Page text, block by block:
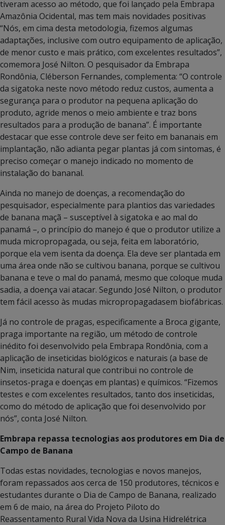
tiveram acesso ao método, que foi lançado pela Embrapa
Amazônia Ocidental, mas tem mais novidades positivas
“Nós, em cima desta metodologia, fizemos algumas
adaptações, inclusive com outro equipamento de aplicação,
de menor custo e mais prático, com excelentes resultados”,
comemora José Nilton. O pesquisador da Embrapa
Rondônia, Cléberson Fernandes, complementa: “O controle
da sigatoka neste novo método reduz custos, aumenta a
segurança para o produtor na pequena aplicação do
produto, agride menos o meio ambiente e traz bons
resultados para a produção de banana”. É importante
destacar que esse controle deve ser feito em bananais em
implantação, não adianta pegar plantas já com sintomas, é
preciso começar o manejo indicado no momento de
instalação do bananal.
Ainda no manejo de doenças, a recomendação do
pesquisador, especialmente para plantios das variedades
de banana maçã – susceptível à sigatoka e ao mal do
panamá –, o princípio do manejo é que o produtor utilize a
muda micropropagada, ou seja, feita em laboratório,
porque ela vem isenta da doença. Ela deve ser plantada em
uma área onde não se cultivou banana, porque se cultivou
banana e teve o mal do panamá, mesmo que coloque muda
sadia, a doença vai atacar. Segundo José Nilton, o produtor
tem fácil acesso às mudas micropropagadasem biofábricas.
Já no controle de pragas, especificamente a Broca gigante,
praga importante na região, um método de controle
inédito foi desenvolvido pela Embrapa Rondônia, com a
aplicação de inseticidas biológicos e naturais (a base de
Nim, inseticida natural que contribui no controle de
insetos-praga e doenças em plantas) e químicos. “Fizemos
testes e com excelentes resultados, tanto dos inseticidas,
como do método de aplicação que foi desenvolvido por
nós”, conta José Nilton.
Embrapa repassa tecnologias aos produtores em Dia de
Campo de Banana
Todas estas novidades, tecnologias e novos manejos,
foram repassados aos cerca de 150 produtores, técnicos e
estudantes durante o Dia de Campo de Banana, realizado
em 6 de maio, na área do Projeto Piloto do
Reassentamento Rural Vida Nova da Usina Hidrelétrica